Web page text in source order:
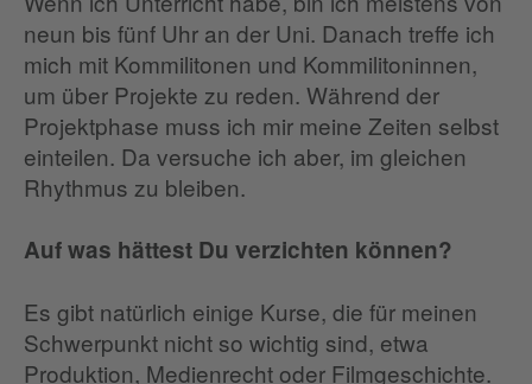
neun bis fünf Uhr an der Uni. Danach treffe ich
mich mit Kommilitonen und Kommilitoninnen,
um über Projekte zu reden. Während der
Projektphase muss ich mir meine Zeiten selbst
einteilen. Da versuche ich aber, im gleichen
Rhythmus zu bleiben.
Auf was hättest Du verzichten können?
Es gibt natürlich einige Kurse, die für meinen
Schwerpunkt nicht so wichtig sind, etwa
Produktion, Medienrecht oder Filmgeschichte.